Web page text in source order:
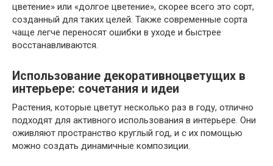
цветение» или «долгое цветение», скорее всего это сорт,
созданный для таких целей. Также современные сорта
чаще легче переносят ошибки в уходе и быстрее
восстанавливаются.
Использование декоративноцветущих в
интерьере: сочетания и идеи
Растения, которые цветут несколько раз в году, отлично
подходят для активного использования в интерьере. Они
оживляют пространство круглый год, и с их помощью
можно создать динамичные композиции.